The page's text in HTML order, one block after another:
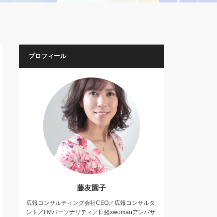
プロフィール
藤友園子
広報コンサルティング会社CEO／広報コンサルタ
ント／FMパーソナリティ／日経xwomanアンバサ